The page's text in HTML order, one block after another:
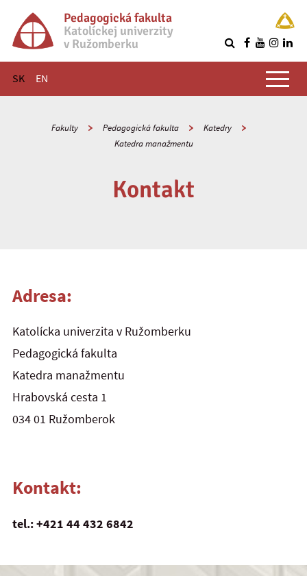
Pedagogická fakulta
Katolíckej univerzity
v Ružomberku
SK EN
Hlavné menu
Fakulty Pedagogická fakulta
Katedry
Katedra manažmentu
Kontakt
Adresa:
Katolícka univerzita v Ružomberku
Pedagogická fakulta
Katedra manažmentu
Hrabovská cesta 1
034 01 Ružomberok
Kontakt:
tel.: +421 44 432 6842